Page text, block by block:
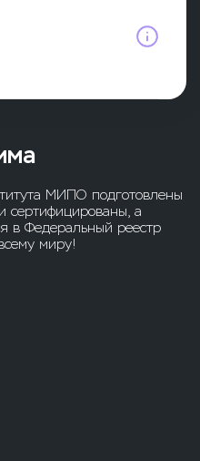
МИПО подготовлены
сертифицированы, а
в Федеральный реестр
миру!